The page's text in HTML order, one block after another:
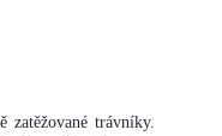
trávníky.